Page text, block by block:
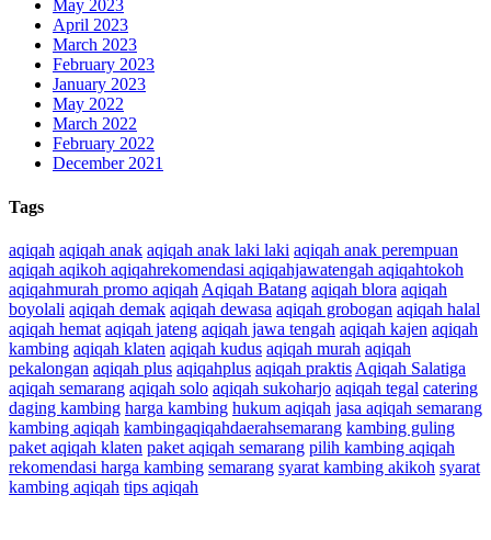
May 2023
April 2023
March 2023
February 2023
January 2023
May 2022
March 2022
February 2022
December 2021
Tags
aqiqah aqiqah anak aqiqah anak laki laki aqiqah anak perempuan
aqiqah aqikoh aqiqahrekomendasi aqiqahjawatengah aqiqahtokoh
aqiqahmurah promo aqiqah Aqiqah Batang aqiqah blora aqiqah
boyolali aqiqah demak aqiqah dewasa aqiqah grobogan aqiqah halal
aqiqah hemat aqiqah jateng aqiqah jawa tengah aqiqah kajen aqiqah
kambing aqiqah klaten aqiqah kudus aqiqah murah aqiqah
pekalongan aqiqah plus aqiqahplus aqiqah praktis Aqiqah Salatiga
aqiqah semarang aqiqah solo aqiqah sukoharjo aqiqah tegal catering
daging kambing harga kambing hukum aqiqah jasa aqiqah semarang
kambing aqiqah kambingaqiqahdaerahsemarang kambing guling
paket aqiqah klaten paket aqiqah semarang pilih kambing aqiqah
rekomendasi harga kambing semarang syarat kambing akikoh syarat
kambing aqiqah tips aqiqah